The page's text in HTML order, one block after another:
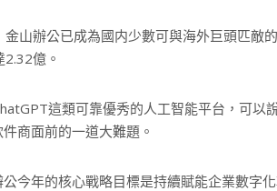
山辦公已成為國内少數可與海外巨頭匹敵
億。
這類可靠優秀的人工智能平台，可以
商面前的一道大難題。
今年的核心戰略目標是持續賦能企業數字